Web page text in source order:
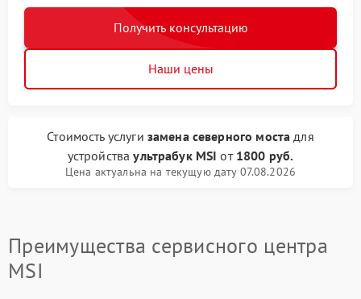
Получить консультацию
Наши цены
Стоимость услуги замена северного моста для
устройстваультрабук MSI от 1800 руб.
Цена актуальна на текущую дату 07.08.2026
Преимущества сервисного центра
MSI